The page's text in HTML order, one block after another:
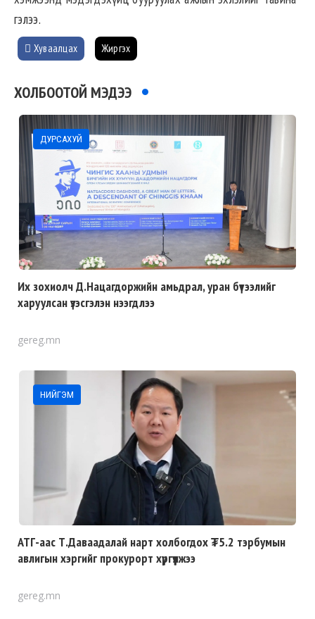
гэлээ.
Хуваалцах Жиргэх
ХОЛБООТОЙ МЭДЭЭ
ДУРСАХУЙ
Их зохиолч Д.Нацагдоржийн амьдрал, уран бүтээлийг
харуулсан үзэсгэлэн нээгдлээ
gereg.mn
НИЙГЭМ
АТГ-аас Т.Даваадалай нарт холбогдох ₮5.2 тэрбумын
авлигын хэргийг прокурорт хүргүүлжээ
gereg.mn